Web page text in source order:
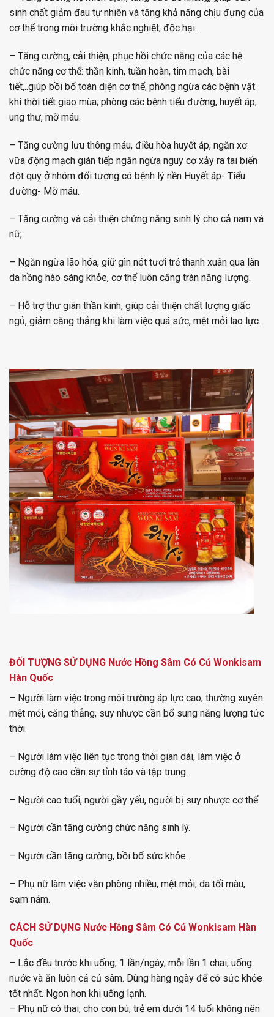
sinh chất giảm đau tự nhiên và tăng khả năng chịu đựng của
cơ thể trong môi trường khắc nghiệt, độc hại.
– Tăng cường, cải thiện, phục hồi chức năng của các hệ
chức năng cơ thể: thần kinh, tuần hoàn, tim mạch, bài
tiết,..giúp bồi bổ toàn diện cơ thể, phòng ngừa các bệnh vặt
khi thời tiết giao mùa; phòng các bệnh tiểu đường, huyết áp,
ung thư, mỡ máu.
– Tăng cường lưu thông máu, điều hòa huyết áp, ngăn xơ
vữa động mạch gián tiếp ngăn ngừa nguy cơ xảy ra tai biến
đột quỵ ở nhóm đối tượng có bệnh lý nền Huyết áp- Tiểu
đường- Mỡ máu.
– Tăng cường và cải thiện chứng năng sinh lý cho cả nam và
nữ;
– Ngăn ngừa lão hóa, giữ gìn nét tươi trẻ thanh xuân qua làn
da hồng hào sáng khỏe, cơ thể luôn căng tràn năng lượng.
– Hỗ trợ thư giãn thần kinh, giúp cải thiện chất lượng giấc
ngủ, giảm căng thẳng khi làm việc quá sức, mệt mỏi lao lực.
ĐỐI TƯỢNG SỬ DỤNG Nước Hồng Sâm Có Củ Wonkisam
Hàn Quốc
– Người làm việc trong môi trường áp lực cao, thường xuyên
mệt mỏi, căng thẳng, suy nhược cần bổ sung năng lượng tức
thời.
– Người làm việc liên tục trong thời gian dài, làm việc ở
cường độ cao cần sự tỉnh táo và tập trung.
– Người cao tuổi, người gầy yếu, người bị suy nhược cơ thể.
– Người cần tăng cường chức năng sinh lý.
– Người cần tăng cường, bồi bổ sức khỏe.
– Phụ nữ làm việc văn phòng nhiều, mệt mỏi, da tối màu,
sạm nám.
CÁCH SỬ DỤNG Nước Hồng Sâm Có Củ Wonkisam Hàn
Quốc
– Lắc đều trước khi uống, 1 lần/ngày, mỗi lần 1 chai, uống
nước và ăn luôn cả củ sâm. Dùng hàng ngày để có sức khỏe
tốt nhất. Ngon hơn khi uống lạnh.
– Phụ nữ có thai, cho con bú, trẻ em dưới 14 tuổi không nên